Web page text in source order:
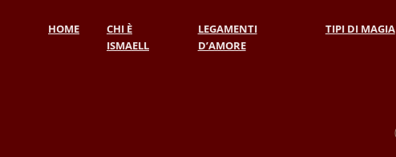
HOME
CHI È
ISMAELL
LEGAMENTI
D’AMORE
TIPI DI MAGIA